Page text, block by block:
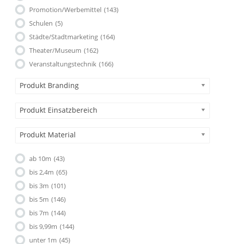
Promotion/Werbemittel (143)
Schulen (5)
Städte/Stadtmarketing (164)
Theater/Museum (162)
Veranstaltungstechnik (166)
Produkt Branding
Produkt Einsatzbereich
Produkt Material
ab 10m (43)
bis 2,4m (65)
bis 3m (101)
bis 5m (146)
bis 7m (144)
bis 9,99m (144)
unter 1m (45)